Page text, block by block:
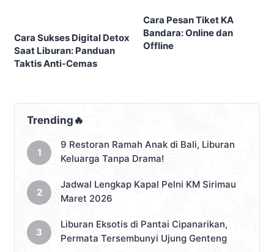
Cara Sukses Digital Detox
Saat Liburan: Panduan
Taktis Anti-Cemas
Cara Pesan Tiket KA
Bandara: Online dan
Offline
Trending🔥
9 Restoran Ramah Anak di Bali, Liburan
Keluarga Tanpa Drama!
Jadwal Lengkap Kapal Pelni KM Sirimau
Maret 2026
Liburan Eksotis di Pantai Cipanarikan,
Permata Tersembunyi Ujung Genteng